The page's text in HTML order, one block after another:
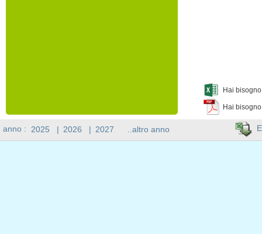
Hai
Hai
anno : 2025 | 2026 | 2027 ..altro anno